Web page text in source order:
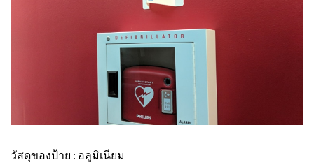
วัสดุของป้าย : อลูมิเนียม